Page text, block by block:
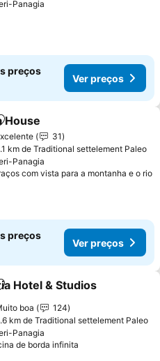
Panagia
preços
Ver preços
aos favoritos
House
31
km de Traditional settelement Paleo
Panagia
com vista para a montanha e o rio
preços
Ver preços
aos favoritos
Hotel & Studios
boa
124
km de Traditional settelement Paleo
Panagia
de borda infinita